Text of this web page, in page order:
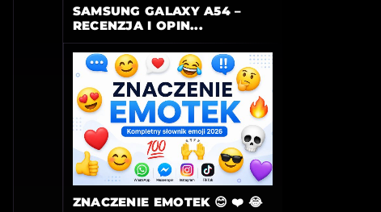
SAMSUNG GALAXY A54 –
RECENZJA I OPIN...
ZNACZENIE EMOTEK 😊 ❤️ 😂